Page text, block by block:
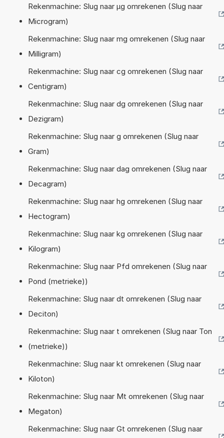
Rekenmachine: Slug naar µg omrekenen (Slug naar
Microgram)
Rekenmachine: Slug naar mg omrekenen (Slug naar
Milligram)
Rekenmachine: Slug naar cg omrekenen (Slug naar
Centigram)
Rekenmachine: Slug naar dg omrekenen (Slug naar
Dezigram)
Rekenmachine: Slug naar g omrekenen (Slug naar
Gram)
Rekenmachine: Slug naar dag omrekenen (Slug naar
Decagram)
Rekenmachine: Slug naar hg omrekenen (Slug naar
Hectogram)
Rekenmachine: Slug naar kg omrekenen (Slug naar
Kilogram)
Rekenmachine: Slug naar Pfd omrekenen (Slug naar
Pond (metrieke))
Rekenmachine: Slug naar dt omrekenen (Slug naar
Deciton)
Rekenmachine: Slug naar t omrekenen (Slug naar Ton
(metrieke))
Rekenmachine: Slug naar kt omrekenen (Slug naar
Kiloton)
Rekenmachine: Slug naar Mt omrekenen (Slug naar
Megaton)
Rekenmachine: Slug naar Gt omrekenen (Slug naar